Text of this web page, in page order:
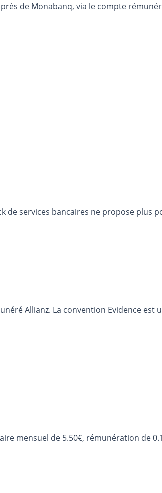
de Monabanq, via le compte
de services bancaires ne propose
mensuel de 5.50€, rémunération de